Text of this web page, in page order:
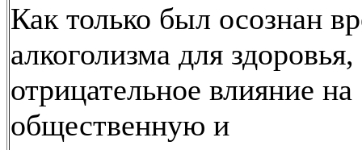
Как только был осознан
алкоголизма для здоровья,
отрицательное влияние на
общественную и